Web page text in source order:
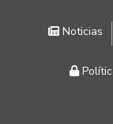
Noticias